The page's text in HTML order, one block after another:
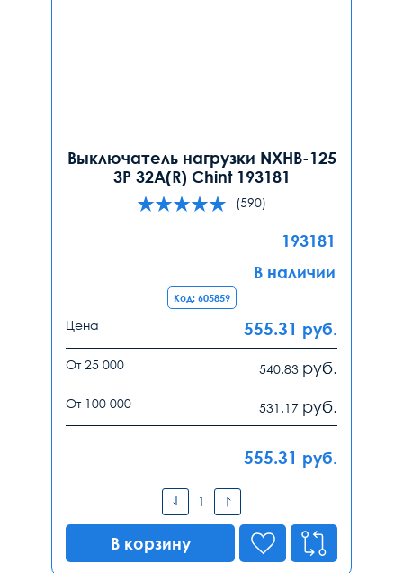
Выключатель нагрузки NXHB-125
3P 32А(R) Chint 193181
(590)
193181
В наличии
Код: 605859
Цена 555.31 руб.
От 25 000 540.83 руб.
От 100 000 531.17 руб.
555.31 руб.
В корзину